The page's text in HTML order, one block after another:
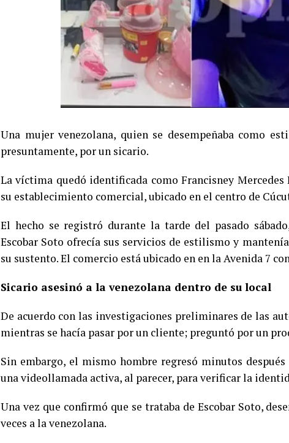
Una mujer venezolana, quien se desempeñaba como
presuntamente, por un sicario.
La víctima quedó identificada como Francisney Mercedes
su establecimiento comercial, ubicado en el centro de
El hecho se registró durante la tarde del pasado
Escobar Soto ofrecía sus servicios de estilismo y
su sustento. El comercio está ubicado en en la Avenida 7
Sicario asesinó a la venezolana dentro de su local
De acuerdo con las investigaciones preliminares de las
mientras se hacía pasar por un cliente; preguntó por un
Sin embargo, el mismo hombre regresó minutos
una videollamada activa, al parecer, para verificar la
Una vez que confirmó que se trataba de Escobar Soto,
veces a la venezolana.